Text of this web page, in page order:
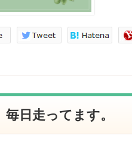
毎日走ってます。